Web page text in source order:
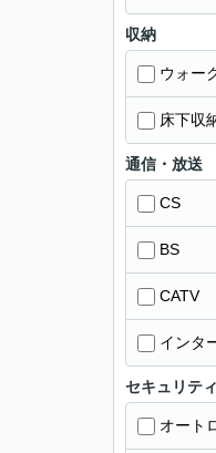
収納
ウォー
床下収
通信・放送
CS
BS
CATV
インタ
セキュリティ
オート